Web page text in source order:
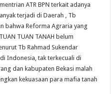
ATR BPN terkait adanya
terjadi di Daerah , Tb
bahwa Reforma Agraria yang
TUAN TANAH belum
Tb Rahmad Sukendar
Indonesia, tak terkecuali di
dan kabupaten Bekasi malah
kekuasaan para mafia tanah